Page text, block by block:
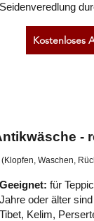
Seidenveredlung
-
(Klopfen, Waschen,
Geeignet: für
Jahre oder älter
Tibet, Kelim,